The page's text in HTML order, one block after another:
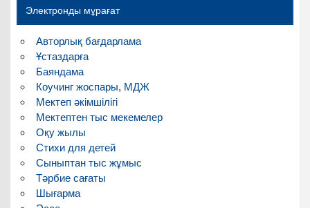
Электронды мұрағат
Авторлық бағдарлама
Ұстаздарға
Баяндама
Коучинг жоспары, МДЖ
Мектеп әкімшілігі
Мектептен тыс мекемелер
Оқу жылы
Стихи для детей
Сыныптан тыс жұмыс
Тәрбие сағаты
Шығарма